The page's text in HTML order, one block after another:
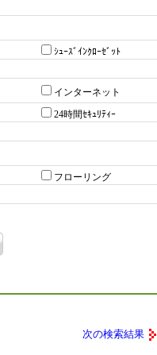
ｼｭｰｽﾞｲﾝｸﾛｰｾﾞｯﾄ
インターネット
24時間ｾｷｭﾘﾃｨｰ
フローリング
次の検索結果